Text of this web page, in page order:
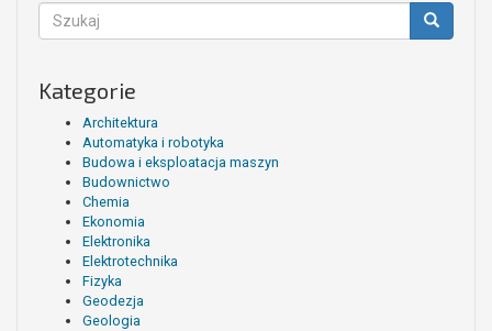
Formularz
wyszukiwania
Kategorie
Architektura
Automatyka i robotyka
Budowa i eksploatacja maszyn
Budownictwo
Chemia
Ekonomia
Elektronika
Elektrotechnika
Fizyka
Geodezja
Geologia